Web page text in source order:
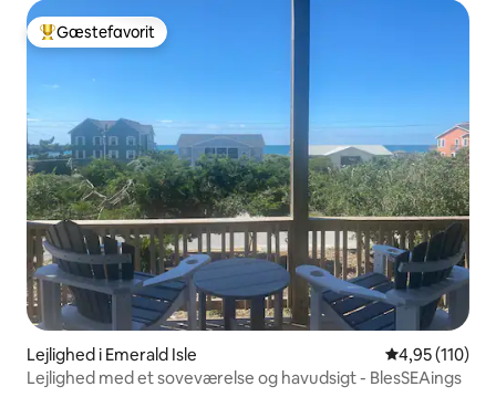
Bedste gæstefavorit
Gæstefavorit
Lejlighed i Emerald Isle 4,95 ud af 5 i
4,95 (110)
Lejlighed med et soveværelse og havudsigt - BlesSEAings